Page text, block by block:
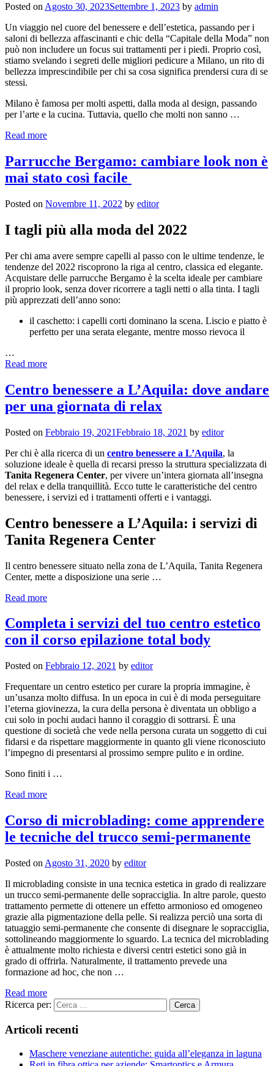
Posted on Agosto 30, 2023Settembre 1, 2023 by admin
Un viaggio nel cuore del benessere e dell’estetica, passando per i
saloni di bellezza affascinanti e chic della “Capitale della Moda” non
può non includere un focus sui trattamenti per i piedi. Proprio così,
stiamo svelando i segreti delle migliori pedicure a Milano, un rito di
bellezza imprescindibile per chi sa cosa significa prendersi cura di se
stessi.
Milano è famosa per molti aspetti, dalla moda al design, passando
per l’arte e la cucina. Tuttavia, quello che molti non sanno …
Read more
Parrucche Bergamo: cambiare look non è
mai stato così facile
Posted on Novembre 11, 2022 by editor
I tagli più alla moda del 2022
Per chi ama avere sempre capelli al passo con le ultime tendenze, le
tendenze del 2022 riscoprono la riga al centro, classica ed elegante.
Acquistare delle parrucche Bergamo è la scelta ideale per cambiare
il proprio look, senza dover ricorrere a tagli netti o alla tinta. I tagli
più apprezzati dell’anno sono:
il caschetto: i capelli corti dominano la scena. Liscio e piatto è
perfetto per una serata elegante, mentre mosso rievoca il
…
Read more
Centro benessere a L’Aquila: dove andare
per una giornata di relax
Posted on Febbraio 19, 2021Febbraio 18, 2021 by editor
Per chi è alla ricerca di un centro benessere a L’Aquila, la
soluzione ideale è quella di recarsi presso la struttura specializzata di
Tanita Regenera Center, per vivere un’intera giornata all’insegna
del relax e della tranquillità. Ecco tutte le caratteristiche del centro
benessere, i servizi ed i trattamenti offerti e i vantaggi.
Centro benessere a L’Aquila: i servizi di
Tanita Regenera Center
Il centro benessere situato nella zona de L’Aquila, Tanita Regenera
Center, mette a disposizione una serie …
Read more
Completa i servizi del tuo centro estetico
con il corso epilazione total body
Posted on Febbraio 12, 2021 by editor
Frequentare un centro estetico per curare la propria immagine, è
un’usanza molto diffusa. In un epoca in cui è di moda perseguitare
l’eterna giovinezza, la cura della persona è diventata un obbligo a
cui solo in pochi audaci hanno il coraggio di sottrarsi. È una
questione di società che vede nella persona curata un soggetto di cui
fidarsi e da rispettare maggiormente in quanto gli viene riconosciuto
l’impegno di presentarsi al prossimo sempre pulito e in ordine.
Sono finiti i …
Read more
Corso di microblading: come apprendere
le tecniche del trucco semi-permanente
Posted on Agosto 31, 2020 by editor
Il microblading consiste in una tecnica estetica in grado di realizzare
un trucco semi-permanente delle sopracciglia. In altre parole, questo
trattamento permette di ottenere un effetto armonioso ed omogeneo
grazie alla pigmentazione della pelle. Si realizza perciò una sorta di
tatuaggio semi-permanente che consente di disegnare le sopracciglia,
sottolineando maggiormente lo sguardo. La tecnica del microblading
è attualmente molto richiesta e diversi centri estetici sono già in
grado di offrirla. Naturalmente, il trattamento prevede una
formazione ad hoc, che non …
Read more
Ricerca per:
Articoli recenti
Maschere veneziane autentiche: guida all’eleganza in laguna